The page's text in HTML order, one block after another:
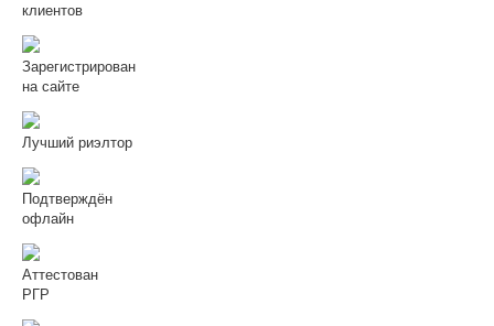
клиентов
Зарегистрирован
на сайте
Лучший риэлтор
Подтверждён
офлайн
Аттестован
РГР